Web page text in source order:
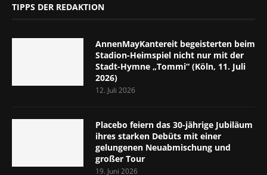
TIPPS DER REDAKTION
AnnenMayKantereit begeisterten beim
Stadion-Heimspiel nicht nur mit der
Stadt-Hymne „Tommi“ (Köln, 11. Juli
2026)
12. Juli 2026
Placebo feiern das 30-jährige Jubiläum
ihres starken Debüts mit einer
gelungenen Neuabmischung und
großer Tour
19. Juni 2026